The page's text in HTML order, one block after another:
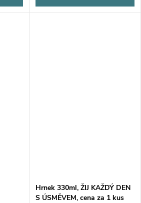
Hrnek 330ml, ŽIJ KAŽDÝ DEN
S ÚSMĚVEM, cena za 1 kus